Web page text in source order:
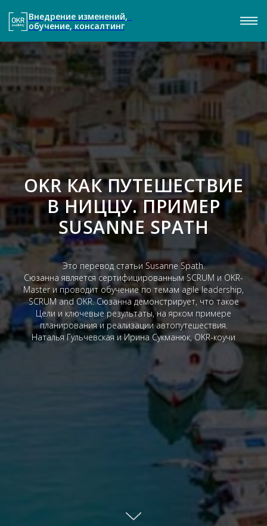
Внедрение изменений,
обучение, консалтинг
OKR КАК ПУТЕШЕСТВИЕ
В НИЦЦУ. ПРИМЕР
SUSANNE SPATH
Это перевод статьи Susanne Spath.
Сюзанна является сертифицированным SCRUM и OKR-
Master и проводит обучение по темам agile leadership,
SCRUM and OKR.Сюзанна демонстрирует, что такое
Цели и ключевые результаты, на ярком примере
планирования и реализации автопутешествия.
Наталья Гульчевская и Ирина Сукманюк, OKR-коучи